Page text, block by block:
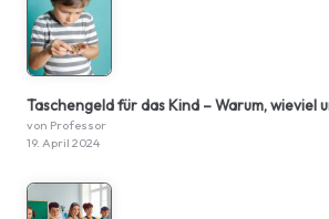
Taschengeld für das Kind – Warum, wieviel
von Professor
19. April 2024